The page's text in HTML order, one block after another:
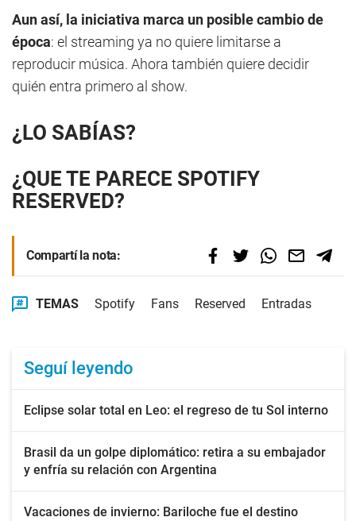
Aun así, la iniciativa marca un posible cambio de
época: el streaming ya no quiere limitarse a
reproducir música. Ahora también quiere decidir
quién entra primero al show.
¿LO SABÍAS?
¿QUE TE PARECE SPOTIFY
RESERVED?
Compartí la nota:
TEMAS Spotify Fans Reserved Entradas
Seguí leyendo
Eclipse solar total en Leo: el regreso de tu Sol interno
Brasil da un golpe diplomático: retira a su embajador
y enfría su relación con Argentina
Vacaciones de invierno: Bariloche fue el destino